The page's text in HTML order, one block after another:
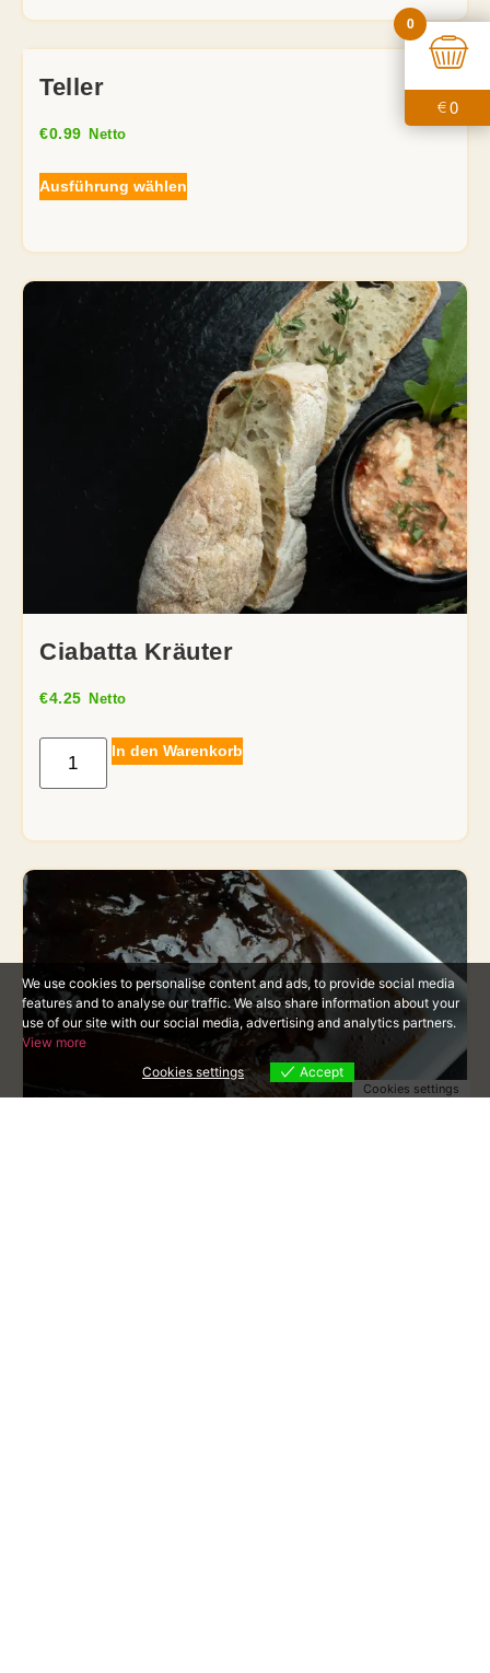
Teller
€0.99 Netto
Ausführung wählen
Ciabatta Kräuter
€4.25 Netto
In den Warenkorb
We use cookies to personalise content and ads, to provide social media
features and to analyse our traffic. We also share information about your
use of our site with our social media, advertising and analytics partners.
View more
Cookies settings
Accept
Cookies settings
0
€0